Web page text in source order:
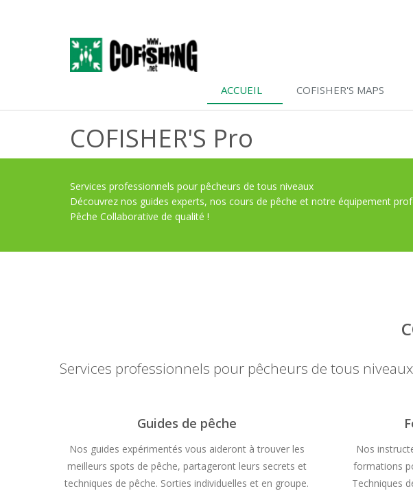
ACCUEIL COFISHER'S MAPS
COFISHER'S Pro
Services professionnels pour pêcheurs de tous niveaux
Découvrez nos guides experts, nos cours de pêche et notre équipement
Pêche Collaborative de qualité !
Services professionnels pour pêcheurs de tous niveaux
Guides de pêche
Nos guides expérimentés vous aideront à trouver les
meilleurs spots de pêche, partageront leurs secrets et
techniques de pêche. Sorties individuelles et en groupe.
Nos
formations
Techniques